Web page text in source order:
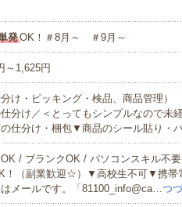
発OK！＃8月～ ＃9月～
～1,625円
け・ピッキング・検品、商品管理）
分け／＜とってもシンプルなので
仕分け・梱包▼商品のシール貼り・
/ ブランクOK / パソコンスキル不
！（副業歓迎☆）▼高校生不可▼携帯
メールです。「81100_info@ca…つ